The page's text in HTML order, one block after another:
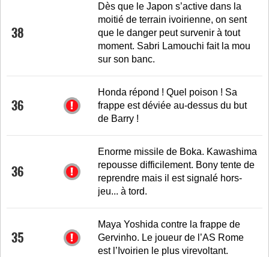
38
Dès que le Japon s’active dans la
moitié de terrain ivoirienne, on sent
que le danger peut survenir à tout
moment. Sabri Lamouchi fait la mou
sur son banc.
36
Honda répond ! Quel poison ! Sa
frappe est déviée au-dessus du but
de Barry !
36
Enorme missile de Boka. Kawashima
repousse difficilement. Bony tente de
reprendre mais il est signalé hors-
jeu... à tord.
35
Maya Yoshida contre la frappe de
Gervinho. Le joueur de l’AS Rome
est l’Ivoirien le plus virevoltant.